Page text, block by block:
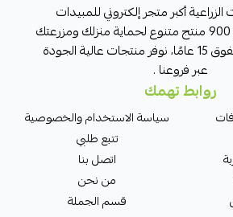
الزراعية أكبر متجر إلكتروني للمبيدات
والأسمدة، بأكثر من 900 منتج متنوع لحماية منزلك ومزرعتك
من الآفات. بخبرة تفوق 15 عامًا، نوفر منتجات عالية الجودة
عبر فروعنا .
روابط تهمك
سياسة الاستخدام والخصوصية
تتبع طلبي
اتصل بنا
من نحن
قسم الجملة